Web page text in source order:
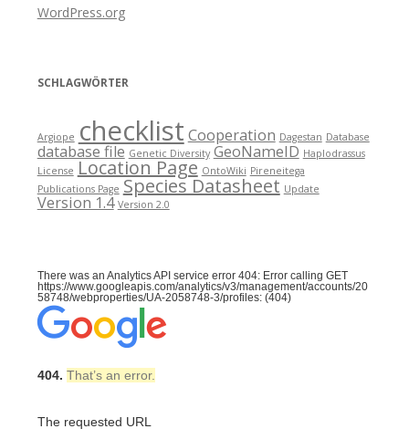
WordPress.org
SCHLAGWÖRTER
Argiope checklist Cooperation Dagestan Database
database file Genetic Diversity GeoNameID Haplodrassus
License Location Page OntoWiki Pireneitega
Publications Page Species Datasheet Update
Version 1.4 Version 2.0
There was an Analytics API service error 404: Error calling GET
https://www.googleapis.com/analytics/v3/management/accounts/20
58748/webproperties/UA-2058748-3/profiles: (404)
404. That’s an error.
The requested URL